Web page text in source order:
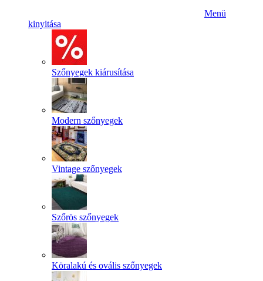
Menü
kinyitása
Szőnyegek kiárusítása
Modern szőnyegek
Vintage szőnyegek
Szőrös szőnyegek
Köralakú és ovális szőnyegek